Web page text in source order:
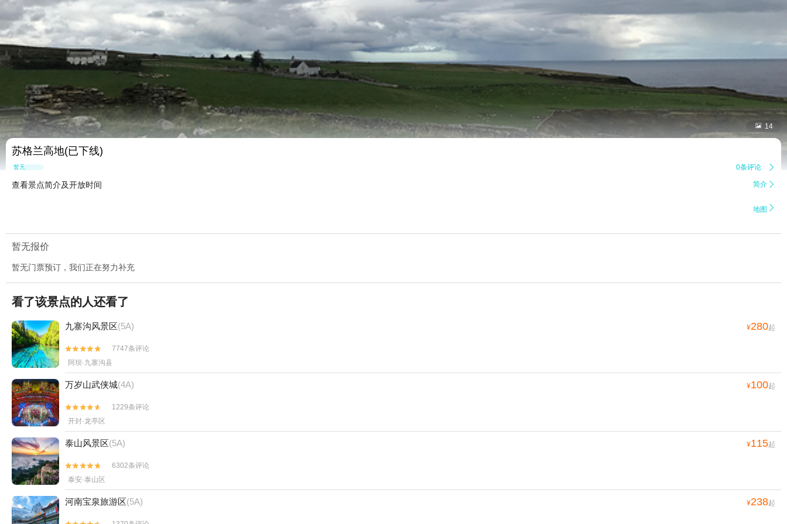
 14
苏格兰高地(已下线)
暂无点评 0条评论 
查看景点简介及开放时间 简介 
地图 
暂无报价
暂无门票预订，我们正在努力补充
看了该景点的人还看了
九寨沟风景区(5A) ¥280起


7747条评论
阿坝·九寨沟县
万岁山武侠城(4A) ¥100起


1229条评论
开封·龙亭区
泰山风景区(5A) ¥115起


6302条评论
泰安·泰山区
河南宝泉旅游区(5A) ¥238起